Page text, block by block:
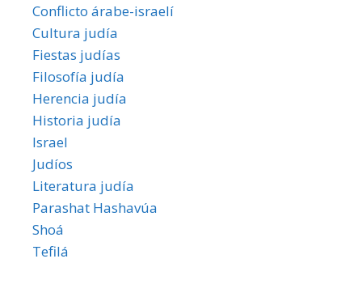
Conflicto árabe-israelí
Cultura judía
Fiestas judías
Filosofía judía
Herencia judía
Historia judía
Israel
Judíos
Literatura judía
Parashat Hashavúa
Shoá
Tefilá